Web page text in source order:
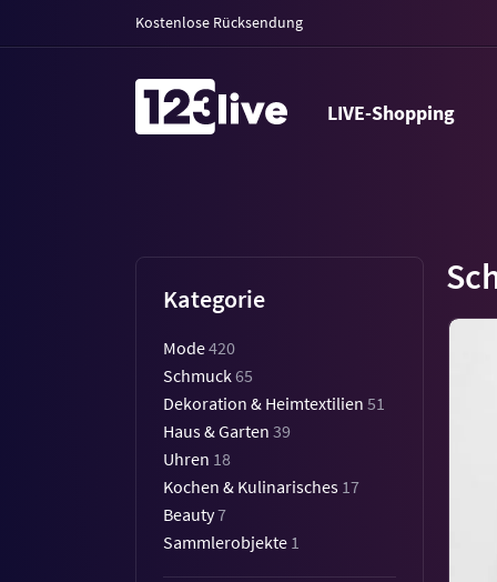
Kostenlose Rücksendung
LIVE-Shopping
Kategorie
Mode420
Schmuck65
Dekoration & Heimtextilien 51
Haus & Garten 39
Uhren 18
Kochen & Kulinarisches 17
Beauty7
Sammlerobjekte 1